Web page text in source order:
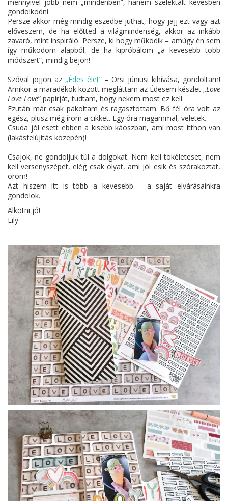
gondolkodni.
Persze akkor még mindig eszedbe juthat, hogy jajj ezt vagy azt
előveszem, de ha előtted a világmindenség, akkor az inkább
zavaró, mint inspiráló. Persze, ki hogy működik – amúgy én sem
így működöm alapból, de ha kipróbálom „a kevesebb több
módszert”, mindig bejön!
Szóval jöjjön az „Édes élet”– Orsi júniusi kihívása, gondoltam!
Amikor a maradékok között megláttam az Édesem készlet „Love
Love Love” papírját, tudtam, hogy nekem most ez kell.
Ezután már csak pakoltam és ragasztottam. Bő fél óra volt az
egész, plusz még írom a cikket. Egy óra magammal, veletek.
Csuda jól esett ebben a kisebb káoszban, ami most itthon van
(lakásfelújítás közepén)!
Csajok, ne gondoljuk túl a dolgokat. Nem kell tökéleteset, nem
kell versenyszépet, elég csak olyat, ami jól esik és szórakoztat,
öröm!
Azt hiszem itt is több a kevesebb – a saját elvárásainkra
gondolok.
Alkotni jó!
Lily